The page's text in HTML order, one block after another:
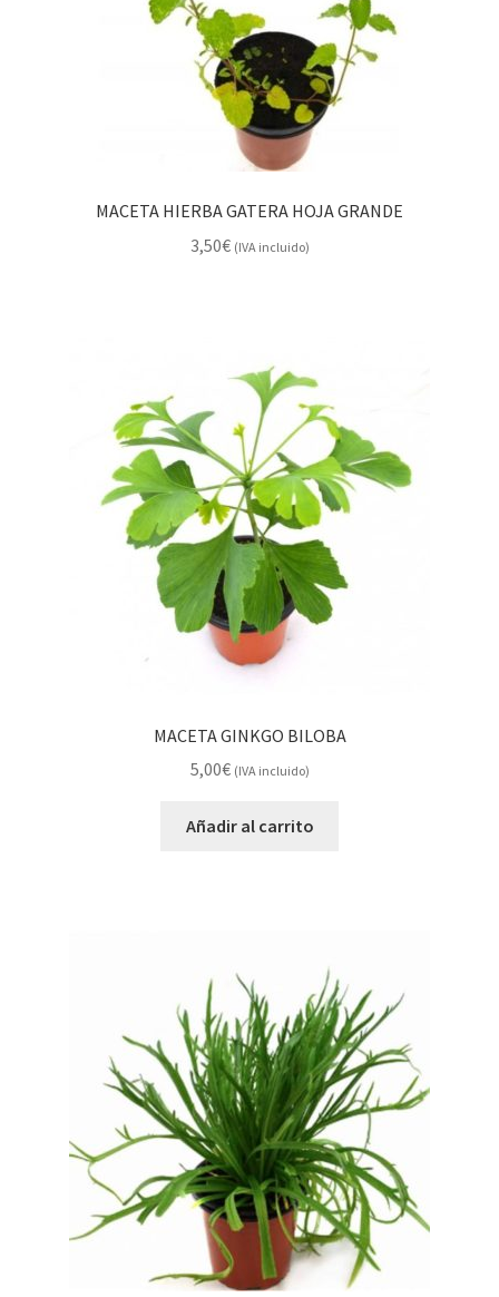
MACETA HIERBA GATERA HOJA GRANDE
3,50€ (IVA incluido)
MACETA GINKGO BILOBA
5,00€ (IVA incluido)
Añadir al carrito